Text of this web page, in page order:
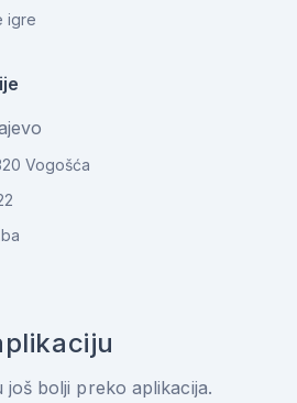
igre
Vogošća
još bolji preko aplikacija.